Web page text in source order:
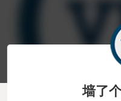
墙了